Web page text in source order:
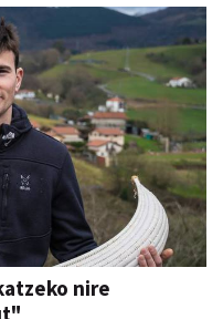
nire